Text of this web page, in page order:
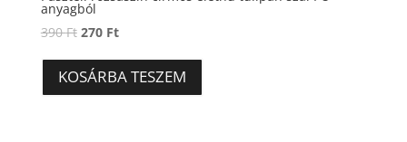
anyagból
390Ft Original
was:
390 Ft.
270 FtCurrent
is:
270 Ft.
KOSÁRBA TESZEM